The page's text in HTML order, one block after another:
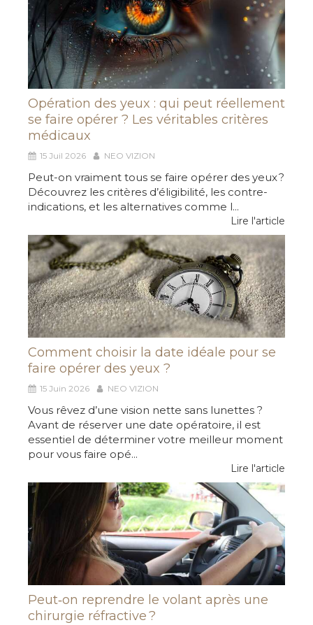
Opération des yeux : qui peut réellement
se faire opérer ? Les véritables critères
médicaux
15 Juil 2026 NEO VIZION
Peut-on vraiment tous se faire opérer des yeux ?
Découvrez les critères d’éligibilité, les contre-
indications, et les alternatives comme l...
Lire l'article
Comment choisir la date idéale pour se
faire opérer des yeux ?
15 Juin 2026 NEO VIZION
Vous rêvez d’une vision nette sans lunettes ?
Avant de réserver une date opératoire, il est
essentiel de déterminer votre meilleur moment
pour vous faire opé...
Lire l'article
Peut‑on reprendre le volant après une
chirurgie réfractive ?